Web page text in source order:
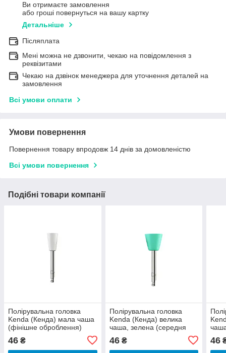
Ви отримаєте замовлення
або гроші повернуться на вашу картку
Детальніше
Післяплата
Мені можна не дзвонити, чекаю на повідомлення з
реквізитами
Чекаю на дзвінок менеджера для уточнення деталей на
замовлення
Всі умови оплати
Умови повернення
Повернення товару впродовж 14 днів за домовленістю
Всі умови повернення
Подібні товари компанії
Полірувальна головка
Kenda (Кенда) мала чаша
(фінішне оброблення)
46 ₴
Полірувальна головка
Kenda (Кенда) велика
чаша, зелена (середня
46₴ 46